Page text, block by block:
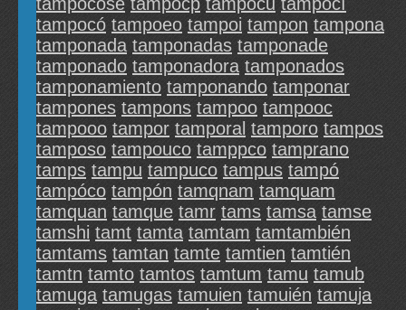
tampocó tampoeo tampoi tampon tampona
tamponada tamponadas tamponade
tamponado tamponadora tamponados
tamponamiento tamponando tamponar
tampones tampons tampoo tampooc
tampooo tampor tamporal tamporo tampos
tamposo tampouco tamppco tamprano
tamps tampu tampuco tampus tampó
tampóco tampón tamqnam tamquam
tamquan tamque tamr tams tamsa tamse
tamshi tamt tamta tamtam tamtambién
tamtams tamtan tamte tamtien tamtién
tamtn tamto tamtos tamtum tamu tamub
tamuga tamugas tamuien tamuién tamuja